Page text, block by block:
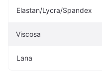
Elastan/Lycra/Spandex
Viscosa
Lana